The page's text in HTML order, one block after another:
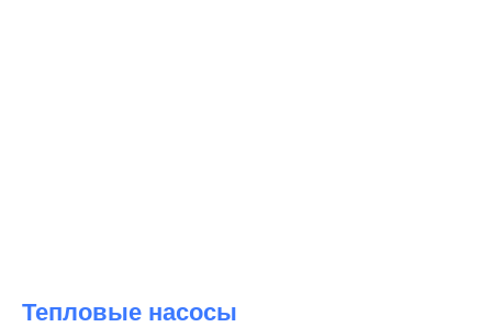
Тепловые насосы